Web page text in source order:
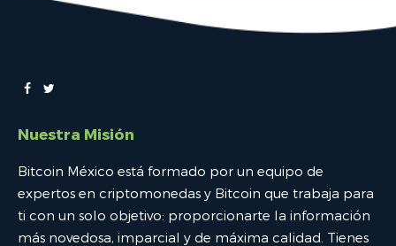
Nuestra Misión
Bitcoin México está formado por un equipo de
expertos en criptomonedas y Bitcoin que trabaja para
ti con un solo objetivo: proporcionarte la información
más novedosa, imparcial y de máxima calidad. Tienes